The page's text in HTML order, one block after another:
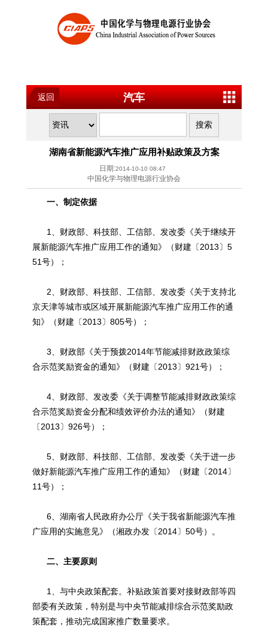
返回 汽车
湖南省新能源汽车推广应用补贴政策及方案
日期:2014-10-10 08:47
中国化学与物理电源行业协会
一、制定依据
1、财政部、科技部、工信部、发改委《关于继续开
展新能源汽车推广应用工作的通知》（财建〔2013〕5
51号）；
2、财政部、科技部、工信部、发改委《关于支持北
京天津等城市或区域开展新能源汽车推广应用工作的通
知》（财建〔2013〕805号）；
3、财政部《关于预拨2014年节能减排财政政策综
合示范奖励资金的通知》（财建〔2013〕921号）；
4、财政部、发改委《关于调整节能减排财政政策综
合示范奖励资金分配和绩效评价办法的通知》（财建
〔2013〕926号）；
5、财政部、科技部、工信部、发改委《关于进一步
做好新能源汽车推广应用工作的通知》（财建〔2014〕
11号）；
6、湖南省人民政府办公厅《关于我省新能源汽车推
广应用的实施意见》（湘政办发〔2014〕50号）。
二、主要原则
1、与中央政策配套。补贴政策首要对接财政部等四
部委有关政策，特别是与中央节能减排综合示范奖励政
策配套，推动完成国家推广数量要求。